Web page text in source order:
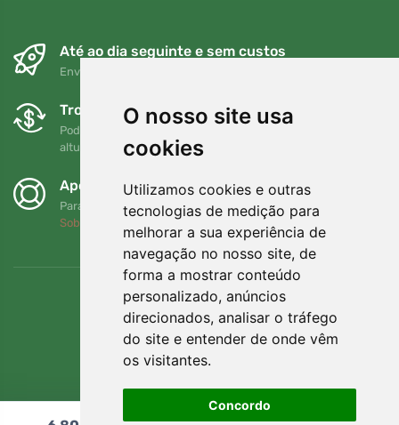
O nosso site usa
cookies
Utilizamos cookies e outras
tecnologias de medição para
melhorar a sua experiência de
navegação no nosso site, de
forma a mostrar conteúdo
personalizado, anúncios
direcionados, analisar o tráfego
do site e entender de onde vêm
os visitantes.
Concordo
Até ao dia seguinte e sem custos
Envio gratuito para encomendas superiores a 80 EUR
Trocas e devoluções gratuitas
Pode devolver ou trocar a sua encomenda em qualquer
altura no prazo de 90 dias
Apoiamos a Trees.org
Para cada encomenda plantamos uma árvore! Leia mais
Sobre nós